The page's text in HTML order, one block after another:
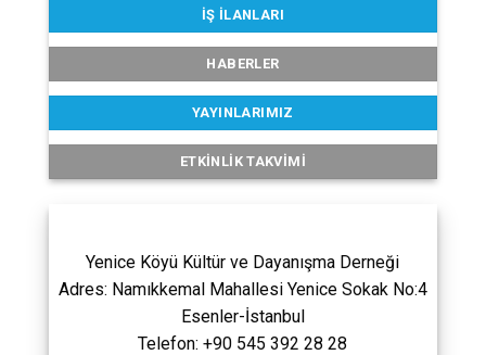
İŞ İLANLARI
HABERLER
YAYINLARIMIZ
ETKINLIK TAKVIMI
Yenice Köyü Kültür ve Dayanışma Derneği
Adres: Namıkkemal Mahallesi Yenice Sokak No:4
Esenler-İstanbul
Telefon: +90 545 392 28 28